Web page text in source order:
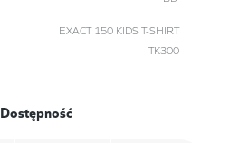
EXACT 150 KIDS T-SHIRT
TK300
Dostępność